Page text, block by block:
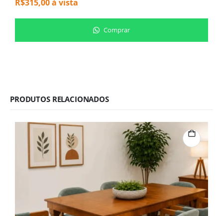
R$315,00à vista
Comprar
PRODUTOS RELACIONADOS